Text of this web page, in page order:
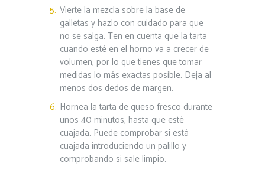
Vierte la mezcla sobre la base de
galletas y hazlo con cuidado para que
no se salga. Ten en cuenta que la tarta
cuando esté en el horno va a crecer de
volumen, por lo que tienes que tomar
medidas lo más exactas posible. Deja al
menos dos dedos de margen.
Hornea la tarta de queso fresco durante
unos 40 minutos, hasta que esté
cuajada. Puede comprobar si está
cuajada introduciendo un palillo y
comprobando si sale limpio.